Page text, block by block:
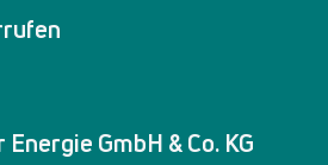
GmbH & Co. KG